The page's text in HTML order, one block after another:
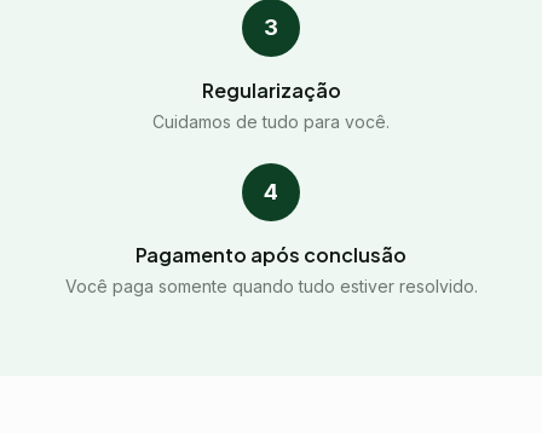
3
Regularização
Cuidamos de tudo para você.
4
Pagamento após conclusão
Você paga somente quando tudo estiver resolvido.